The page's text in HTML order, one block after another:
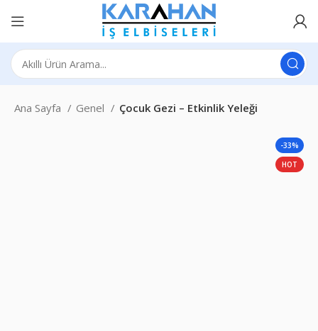
Ana Sayfa Genel Çocuk Gezi – Etkinlik Yeleği
-33%
HOT